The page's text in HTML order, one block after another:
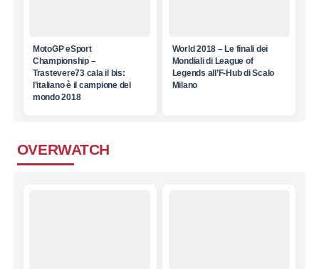
MotoGP eSport
Championship –
Trastevere73 cala il bis:
l’italiano è il campione del
mondo 2018
World 2018 – Le finali dei
Mondiali di League of
Legends all’F-Hub di Scalo
Milano
OVERWATCH